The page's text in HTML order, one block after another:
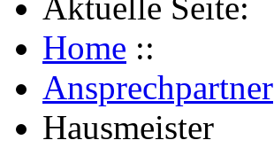
Aktuelle Seite:
Home ::
Ansprechpartner
Hausmeister